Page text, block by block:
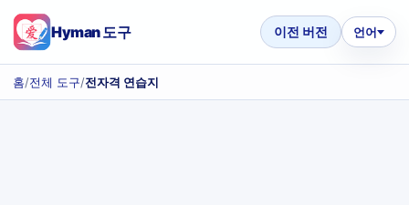
Hyman 도구 이전 버전 언어
홈/전체 도구/전자격 연습지